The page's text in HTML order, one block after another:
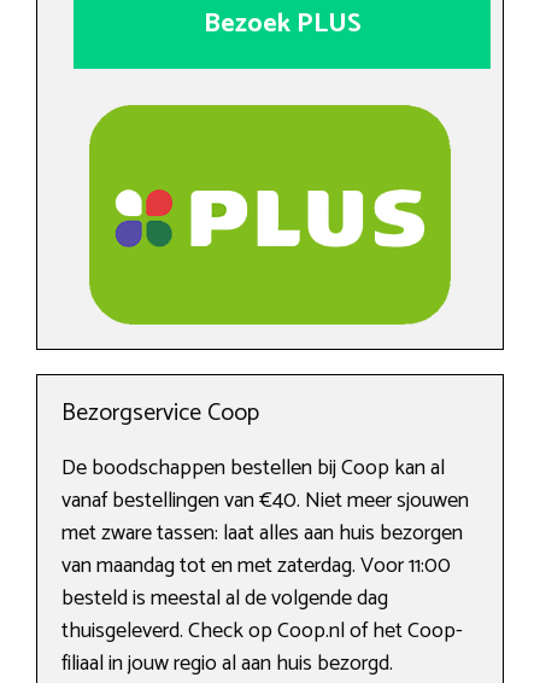
Bezoek PLUS
Bezorgservice Coop
De boodschappen bestellen bij Coop kan al
vanaf bestellingen van €40. Niet meer sjouwen
met zware tassen: laat alles aan huis bezorgen
van maandag tot en met zaterdag. Voor 11:00
besteld is meestal al de volgende dag
thuisgeleverd. Check op Coop.nl of het Coop-
filiaal in jouw regio al aan huis bezorgd.